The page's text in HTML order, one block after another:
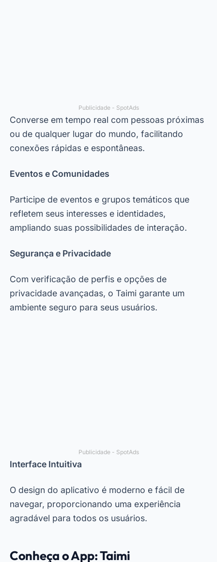
Publicidade - SpotAds
Converse em tempo real com pessoas próximas
ou de qualquer lugar do mundo, facilitando
conexões rápidas e espontâneas.
Eventos e Comunidades
Participe de eventos e grupos temáticos que
refletem seus interesses e identidades,
ampliando suas possibilidades de interação.
Segurança e Privacidade
Com verificação de perfis e opções de
privacidade avançadas, o Taimi garante um
ambiente seguro para seus usuários.
Publicidade - SpotAds
Interface Intuitiva
O design do aplicativo é moderno e fácil de
navegar, proporcionando uma experiência
agradável para todos os usuários.
Conheça o App: Taimi